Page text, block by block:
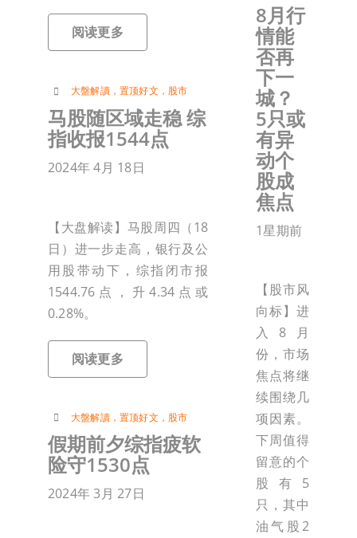
阅读更多
大盤解讀， 置顶好文 ，股市
马股随区域走稳 综
指收报1544点
2024年 4月 18日
【大盘解读】马股周四（18
日）进一步走高，银行及公
用股带动下，综指闭市报
1544.76点，升4.34点或
0.28%。
阅读更多
大盤解讀， 置顶好文 ， 股市
假期前夕综指疲软
险守1530点
2024年 3月 27日
8月行
情能
否再
下一
城？
5只或
有异
动个
股成
焦点
1星期前
【股市风
向标】进
入8月
份，市场
焦点将继
续围绕几
项因素。
下周值得
留意的个
股有5
只，其中
油气股2